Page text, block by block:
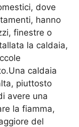
dove
hanno
finestre o
la caldaia,
caldaia
piuttosto
avere una
la fiamma,
del